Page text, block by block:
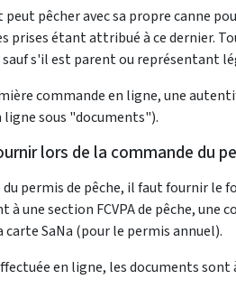
peut pêcher avec sa propre canne
prises étant attribué à ce dernier.
sauf s'il est parent ou représentant
commande en ligne, une
ligne sous "documents").
lors de la commande du
du permis de pêche, il faut fournir
une section FCVPA de pêche, une
carte SaNa (pour le permis annuel).
en ligne, les documents